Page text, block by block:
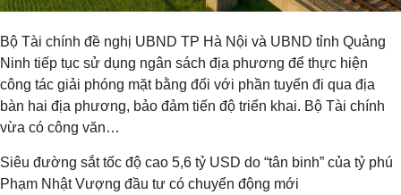
Bộ Tài chính đề nghị UBND TP Hà Nội và UBND tỉnh Quảng
Ninh tiếp tục sử dụng ngân sách địa phương để thực hiện
công tác giải phóng mặt bằng đối với phần tuyến đi qua địa
bàn hai địa phương, bảo đảm tiến độ triển khai. Bộ Tài chính
vừa có công văn…
Siêu đường sắt tốc độ cao 5,6 tỷ USD do “tân binh” của tỷ phú
Phạm Nhật Vượng đầu tư có chuyển động mới